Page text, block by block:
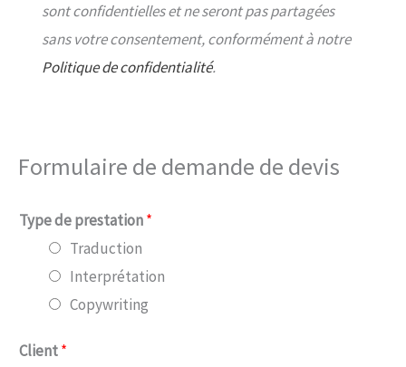
sont confidentielles et ne seront pas partagées
sans votre consentement, conformément à notre
Politique de confidentialité.
Formulaire de demande de devis
Type de prestation*
Traduction
Interprétation
Copywriting
Client*